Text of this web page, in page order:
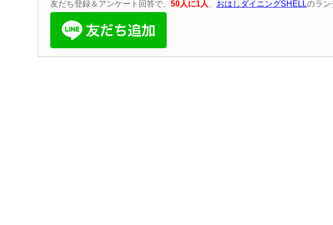
友だち登録＆アンケート回答で、 50人に1人 おはしダイニングSHELLのラン